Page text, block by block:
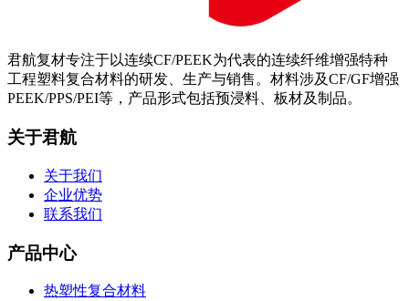
君航复材专注于以连续CF/PEEK为代表的连续纤维增强特种
工程塑料复合材料的研发、生产与销售。材料涉及CF/GF增强
PEEK/PPS/PEI等，产品形式包括预浸料、板材及制品。
关于君航
关于我们
企业优势
联系我们
产品中心
热塑性复合材料